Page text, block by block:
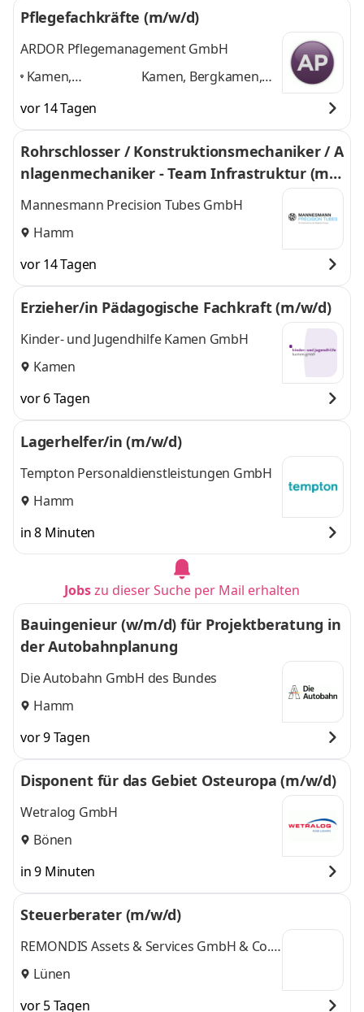
Pflegefachkräfte (m/w/d)
ARDOR Pflegemanagement GmbH
Kamen,
Lünen, Hamm,
Unna, Dortmund,
Ascheberg,
Kamen, Bergkamen,
und 5 weitere
vor 14 Tagen
Rohrschlosser / Konstruktionsmechaniker / A
nlagenmechaniker - Team Infrastruktur (m/
w/d)
Mannesmann Precision Tubes GmbH
Hamm
vor 14 Tagen
Erzieher/in Pädagogische Fachkraft (m/w/d)
Kinder- und Jugendhilfe Kamen GmbH
Kamen
vor 6 Tagen
Lagerhelfer/in (m/w/d)
Tempton Personaldienstleistungen GmbH
Hamm
in 8 Minuten
Jobszu dieser Suche per Mail erhalten
Bauingenieur (w/m/d) für Projektberatung in
der Autobahnplanung
Die Autobahn GmbH des Bundes
Hamm
vor 9 Tagen
Disponent für das Gebiet Osteuropa (m/w/d)
Wetralog GmbH
Bönen
in 9 Minuten
Steuerberater (m/w/d)
REMONDIS Assets & Services GmbH & Co.
KGLünen
vor 5 Tagen